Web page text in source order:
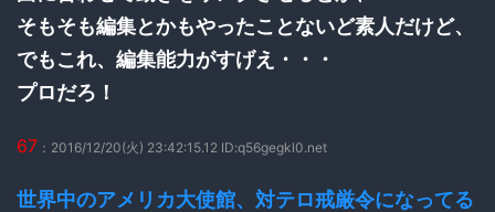
そもそも編集とかもやったことないど素人だけど、
でもこれ、編集能力がすげえ・・・
プロだろ！
67 ：2016/12/20(火) 23:42:15.12 ID:q56gegkl0.net
世界中のアメリカ大使館、対テロ戒厳令になってる